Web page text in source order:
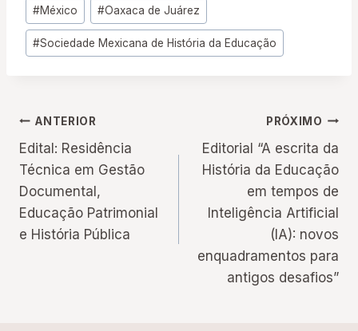
Post:
#México #Oaxaca de Juárez
#Sociedade Mexicana de História da Educação
Navegação
de
Post
ANTERIOR
Edital: Residência
Técnica em Gestão
Documental,
Educação Patrimonial
e História Pública
PRÓXIMO
Editorial “A escrita da
História da Educação
em tempos de
Inteligência Artificial
(IA): novos
enquadramentos para
antigos desafios”